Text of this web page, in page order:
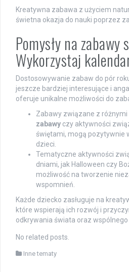
Kreatywna zabawa z użyciem
świetna okazja do nauki poprzez
Pomysły na zabawy
Wykorzystaj
Dostosowywanie zabaw do pór
jeszcze bardziej interesujące i
oferuje unikalne możliwości do
Zabawy związane z różnymi
zabawy czy aktywności
świętami, mogą pozytywnie
dzieci.
Tematyczne aktywności
dniami, jak Halloween czy
możliwość na tworzenie
wspomnień.
Każde dziecko zasługuje na
które wspierają ich rozwój i
odkrywania świata oraz wspólnego
No related posts.
Inne tematy